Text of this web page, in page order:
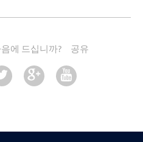
에 드십니까? 공유